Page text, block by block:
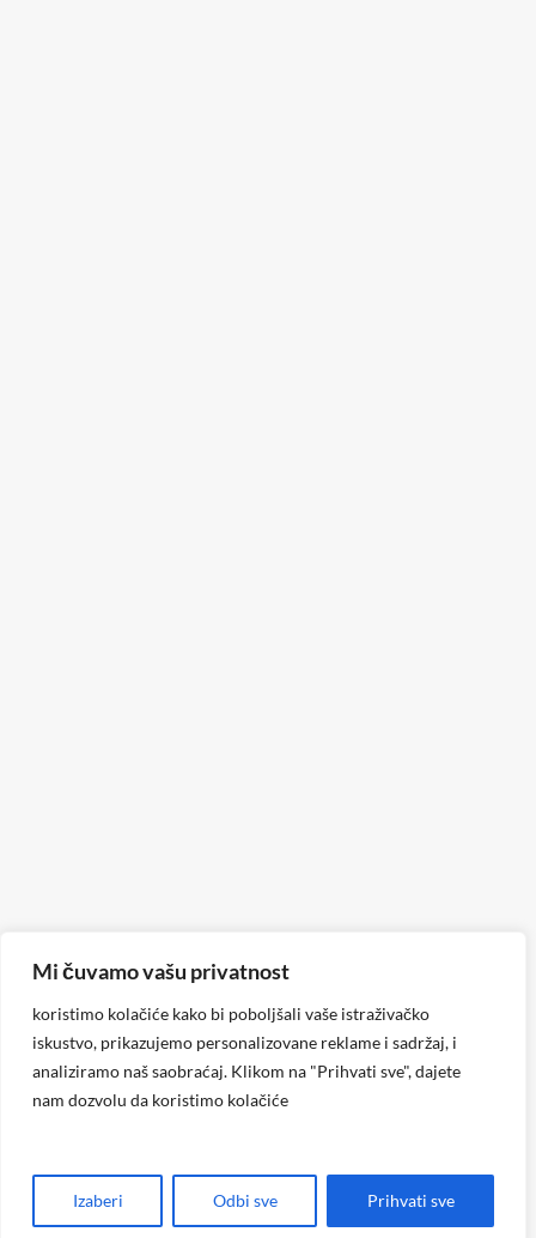
Mi čuvamo vašu privatnost
koristimo kolačiće kako bi poboljšali vaše istraživačko
iskustvo, prikazujemo personalizovane reklame i sadržaj, i
analiziramo naš saobraćaj. Klikom na "Prihvati sve", dajete
nam dozvolu da koristimo kolačiće
Izaberi Odbi sve Prihvati sve